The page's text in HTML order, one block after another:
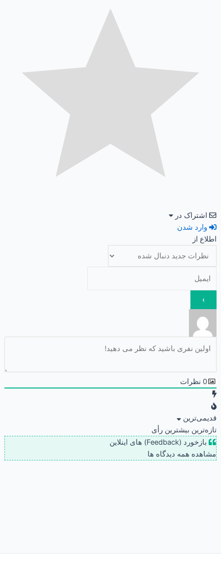
اشتراک در
وارد شدن
اطلاع از
0 نظرات
قدیمی‌ترین
تازه‌ترین بیشترین رأی
بازخورد (Feedback) های اینلاین
مشاهده همه دیدگاه ها